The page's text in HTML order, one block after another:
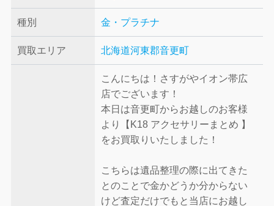
種別 金・プラチナ
買取エリア 北海道河東郡音更町
こんにちは！さすがやイオン帯広
店でございます！
本日は音更町からお越しのお客様
より【K18 アクセサリーまとめ 】
をお買取りいたしました！
こちらは遺品整理の際に出てきた
とのことで金かどうか分からない
けど査定だけでもと当店にお越し